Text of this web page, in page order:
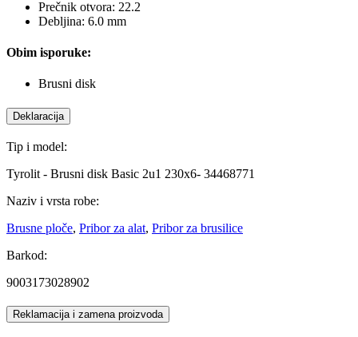
Prečnik otvora: 22.2
Debljina: 6.0 mm
Obim isporuke:
Brusni disk
Deklaracija
Tip i model:
Tyrolit - Brusni disk Basic 2u1 230x6- 34468771
Naziv i vrsta robe:
Brusne ploče, Pribor za alat, Pribor za brusilice
Barkod:
9003173028902
Reklamacija i zamena proizvoda